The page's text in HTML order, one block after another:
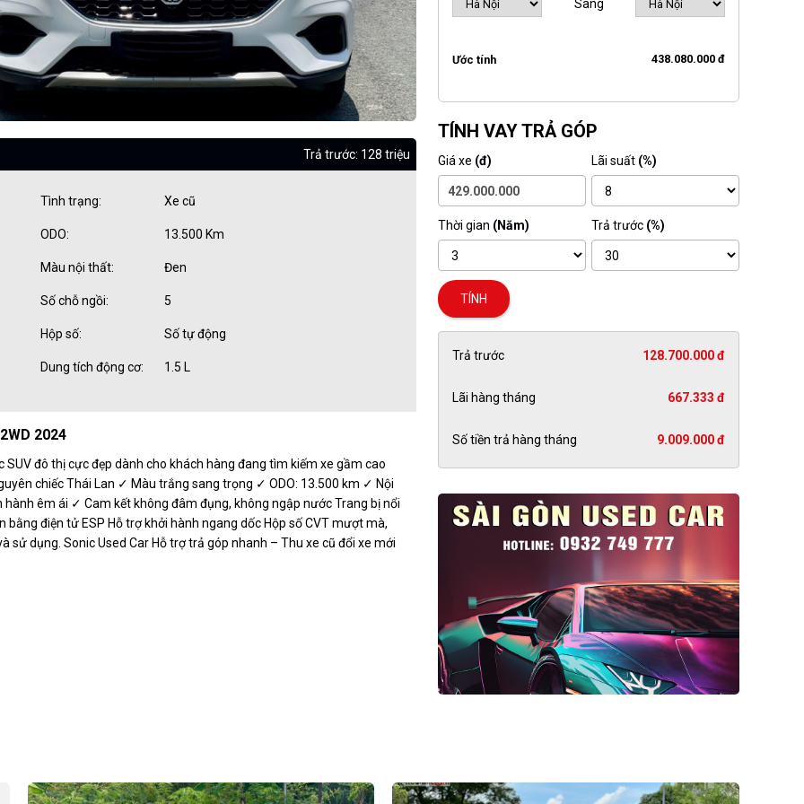
Trả trước: 128 triệu
Tình trạng: Xe cũ
ODO: 13.500 Km
Màu nội thất: Đen
Số chỗ ngồi: 5
Hộp số: Số tự động
Dung tích động cơ: 1.5 L
2024
SUV đô thị cực đẹp dành cho khách hàng đang tìm kiếm xe gầm cao
chiếc Thái Lan ✓ Màu trắng sang trọng ✓ ODO: 13.500 km ✓ Nội
êm ái ✓ Cam kết không đâm đụng, không ngập nước Trang bị nổi
điện tử ESP Hỗ trợ khởi hành ngang dốc Hộp số CVT mượt mà,
sử dụng. Sonic Used Car Hỗ trợ trả góp nhanh – Thu xe cũ đổi xe mới
Sang
Ước tính 438.080.000 đ
TÍNH VAY TRẢ GÓP
Giá xe (đ) Lãi suất (%)
Thời gian (Năm) Trả trước (%)
TÍNH
Trả trước 128.700.000 đ
Lãi hàng tháng 667.333 đ
Số tiền trả hàng tháng 9.009.000 đ